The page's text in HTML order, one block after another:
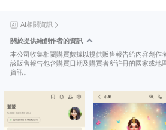
AI相關資訊
關於提供給創作者的資訊
本公司收集相關購買數據以提供販售報告給內容創作者
該販售報告包含購買日期及購買者所註冊的國家或地
資訊。